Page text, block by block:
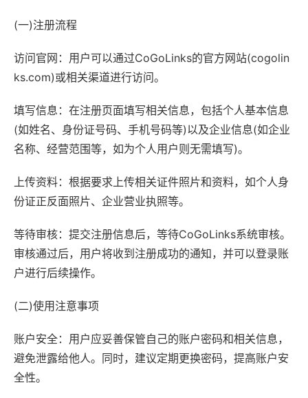
(一)注册流程
访问官网：用户可以通过CoGoLinks的官方网站(cogolin
ks.com)或相关渠道进行访问。
填写信息：在注册页面填写相关信息，包括个人基本信息
(如姓名、身份证号码、手机号码等)以及企业信息(如企业
名称、经营范围等，如为个人用户则无需填写)。
上传资料：根据要求上传相关证件照片和资料，如个人身
份证正反面照片、企业营业执照等。
等待审核：提交注册信息后，等待CoGoLinks系统审核。
审核通过后，用户将收到注册成功的通知，并可以登录账
户进行后续操作。
(二)使用注意事项
账户安全：用户应妥善保管自己的账户密码和相关信息，
避免泄露给他人。同时，建议定期更换密码，提高账户安
全性。